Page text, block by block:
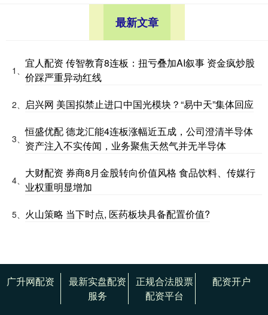
最新文章
1、
宜人配资 传智教育8连板：扭亏叠加AI叙事 资金疯炒股
价踩严重异动红线
2、 启兴网 美国拟禁止进口中国光模块？“易中天”集体回应
3、
恒盛优配 德龙汇能4连板涨幅近五成，公司澄清半导体
资产注入不实传闻，业务聚焦天然气并无半导体
4、
大财配资 券商8月金股转向价值风格 食品饮料、传媒行
业权重明显增加
5、 火山策略 当下时点, 医药板块具备配置价值?
广升网配资
最新实盘配资
服务
正规合法股票
配资平台
配资开户